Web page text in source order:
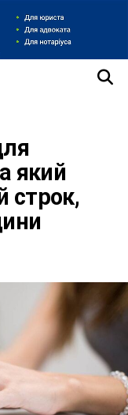
який
строк,